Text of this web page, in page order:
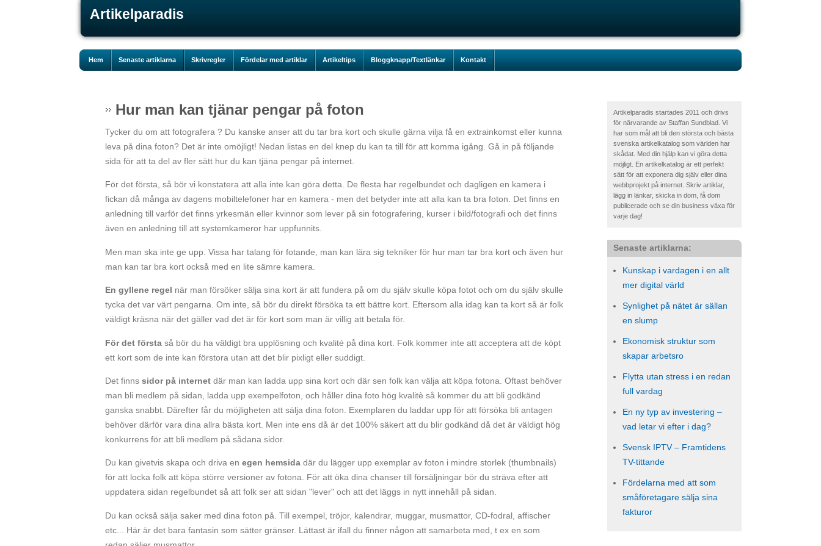
Artikelparadis
Hem Senaste artiklarna Skrivregler Fördelar med artiklar Artikeltips Bloggknapp/Textlänkar Kontakt
Artikelparadis startades 2011 och drivs
för närvarande av Staffan Sundblad. Vi
har som mål att bli den största och bästa
svenska artikelkatalog som världen har
skådat. Med din hjälp kan vi göra detta
möjligt. En artikelkatalog är ett perfekt
sätt för att exponera dig själv eller dina
webbprojekt på internet. Skriv artiklar,
lägg in länkar, skicka in dom, få dom
publicerade och se din business växa för
varje dag!
Senaste artiklarna:
Kunskap i vardagen i en allt
mer digital värld
Synlighet på nätet är sällan
en slump
Ekonomisk struktur som
skapar arbetsro
Flytta utan stress i en redan
full vardag
En ny typ av investering –
vad letar vi efter i dag?
Svensk IPTV – Framtidens
TV-tittande
Fördelarna med att som
småföretagare sälja sina
fakturor
Hur man kan tjänar pengar på foton
Tycker du om att fotografera ? Du kanske anser att du tar bra kort och skulle gärna vilja få en extrainkomst eller kunna
leva på dina foton? Det är inte omöjligt! Nedan listas en del knep du kan ta till för att komma igång. Gå in på följande
sida för att ta del av fler sätt hur du kan tjäna pengar på internet.
För det första, så bör vi konstatera att alla inte kan göra detta. De flesta har regelbundet och dagligen en kamera i
fickan då många av dagens mobiltelefoner har en kamera - men det betyder inte att alla kan ta bra foton. Det finns en
anledning till varför det finns yrkesmän eller kvinnor som lever på sin fotografering, kurser i bild/fotografi och det finns
även en anledning till att systemkameror har uppfunnits.
Men man ska inte ge upp. Vissa har talang för fotande, man kan lära sig tekniker för hur man tar bra kort och även hur
man kan tar bra kort också med en lite sämre kamera.
En gyllene regel när man försöker sälja sina kort är att fundera på om du själv skulle köpa fotot och om du själv skulle
tycka det var värt pengarna. Om inte, så bör du direkt försöka ta ett bättre kort. Eftersom alla idag kan ta kort så är folk
väldigt kräsna när det gäller vad det är för kort som man är villig att betala för.
För det första så bör du ha väldigt bra upplösning och kvalité på dina kort. Folk kommer inte att acceptera att de köpt
ett kort som de inte kan förstora utan att det blir pixligt eller suddigt.
Det finns sidor på internet där man kan ladda upp sina kort och där sen folk kan välja att köpa fotona. Oftast behöver
man bli medlem på sidan, ladda upp exempelfoton, och håller dina foto hög kvalitè så kommer du att bli godkänd
ganska snabbt. Därefter får du möjligheten att sälja dina foton. Exemplaren du laddar upp för att försöka bli antagen
behöver därför vara dina allra bästa kort. Men inte ens då är det 100% säkert att du blir godkänd då det är väldigt hög
konkurrens för att bli medlem på sådana sidor.
Du kan givetvis skapa och driva en egen hemsida där du lägger upp exemplar av foton i mindre storlek (thumbnails)
för att locka folk att köpa större versioner av fotona. För att öka dina chanser till försäljningar bör du sträva efter att
uppdatera sidan regelbundet så att folk ser att sidan "lever" och att det läggs in nytt innehåll på sidan.
Du kan också sälja saker med dina foton på. Till exempel, tröjor, kalendrar, muggar, musmattor, CD-fodral, affischer
etc... Här är det bara fantasin som sätter gränser. Lättast är ifall du finner någon att samarbeta med, t ex en som